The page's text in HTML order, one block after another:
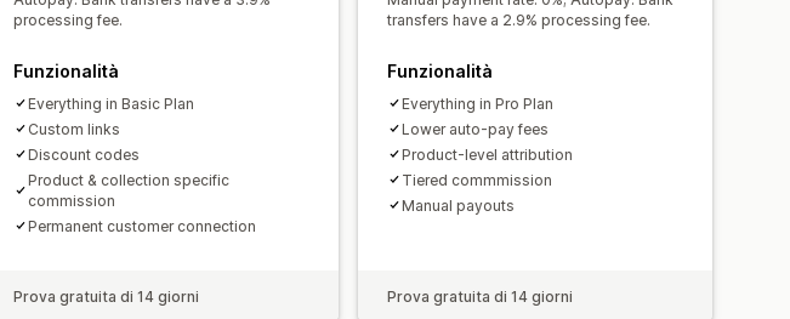
Branding personalizzato
blocco
Accrediti su carta Accrediti programmati
processing fee.
Funzionalità
Everything in Basic Plan
Custom links
Discount codes
Product & collection specific
commission
Permanent customer connection
Prova gratuita di 14 giorni
transfers have a 2.9% processing fee.
Funzionalità
Everything in Pro Plan
Lower auto-pay fees
Product-level attribution
Tiered commmission
Manual payouts
Prova gratuita di 14 giorni